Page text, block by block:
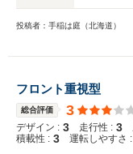
投稿者：手稲は庭（北海道）
フロント重視型
総合評価 3
デザイン : 3 走行性 : 3
積載性 : 3 運転しやすさ :